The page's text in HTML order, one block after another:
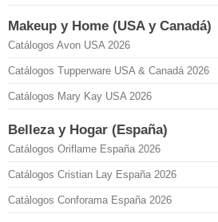
Makeup y Home (USA y Canadá)
Catálogos Avon USA 2026
Catálogos Tupperware USA & Canadá 2026
Catálogos Mary Kay USA 2026
Belleza y Hogar (España)
Catálogos Oriflame España 2026
Catálogos Cristian Lay España 2026
Catálogos Conforama España 2026